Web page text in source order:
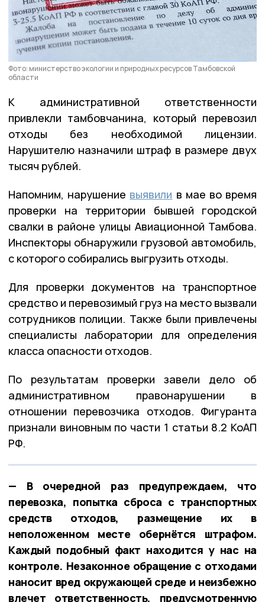
Фото: министерство экологии и природных ресурсов Тамбовской
области
К административной ответственности
привлекли тамбовчанина, который перевозил
отходы без необходимой лицензии.
Нарушителю назначили штраф в размере двух
тысяч рублей.
Напомним, нарушение выявили в мае во время
проверки на территории бывшей городской
свалки в районе улицы Авиационной Тамбова.
Инспекторы обнаружили грузовой автомобиль,
с которого собирались выгрузить отходы.
Для проверки документов на транспортное
средство и перевозимый груз на место вызвали
сотрудников полиции. Также были привлечены
специалисты лаборатории для определения
класса опасности отходов.
По результатам проверки завели дело об
административном правонарушении в
отношении перевозчика отходов. Фигуранта
признали виновным по части 1 статьи 8.2 КоАП
РФ.
— В очередной раз предупреждаем, что
перевозка, попытка сброса с транспортных
средств отходов, размещение их в
неположенном месте обернётся штрафом.
Каждый подобный факт находится у нас на
контроле. Незаконное обращение с отходами
наносит вред окружающей среде и неизбежно
влечет ответственность, предусмотренную